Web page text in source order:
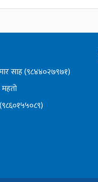
साह (९८४४०२७९७१)